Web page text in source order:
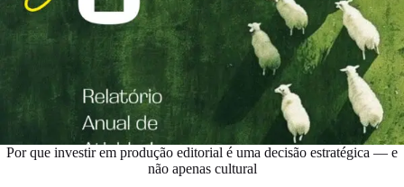
Por que investir em produção editorial é uma decisão estratégica — e
não apenas cultural